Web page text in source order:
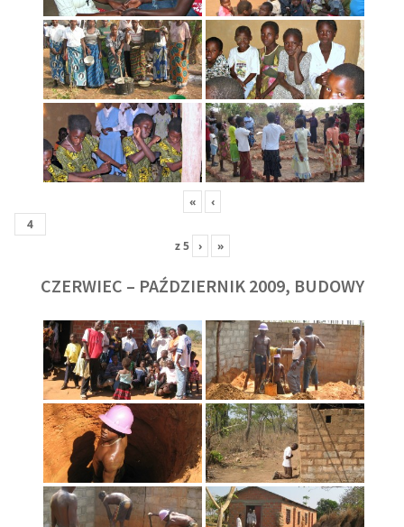
« ‹
z5 › »
CZERWIEC – PAŹDZIERNIK 2009, BUDOWY